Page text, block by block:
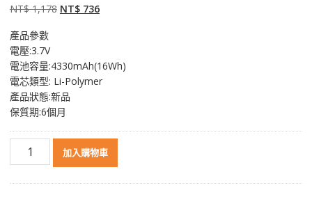
NT$1,178 原
NT$ 1,178。
NT$736目
NT$ 736。
產品參數
電壓:3.7V
電池容量:4330mAh(16Wh)
電芯類型: Li-Polymer
產品狀態:新品
保質期:6個月
加入購物車